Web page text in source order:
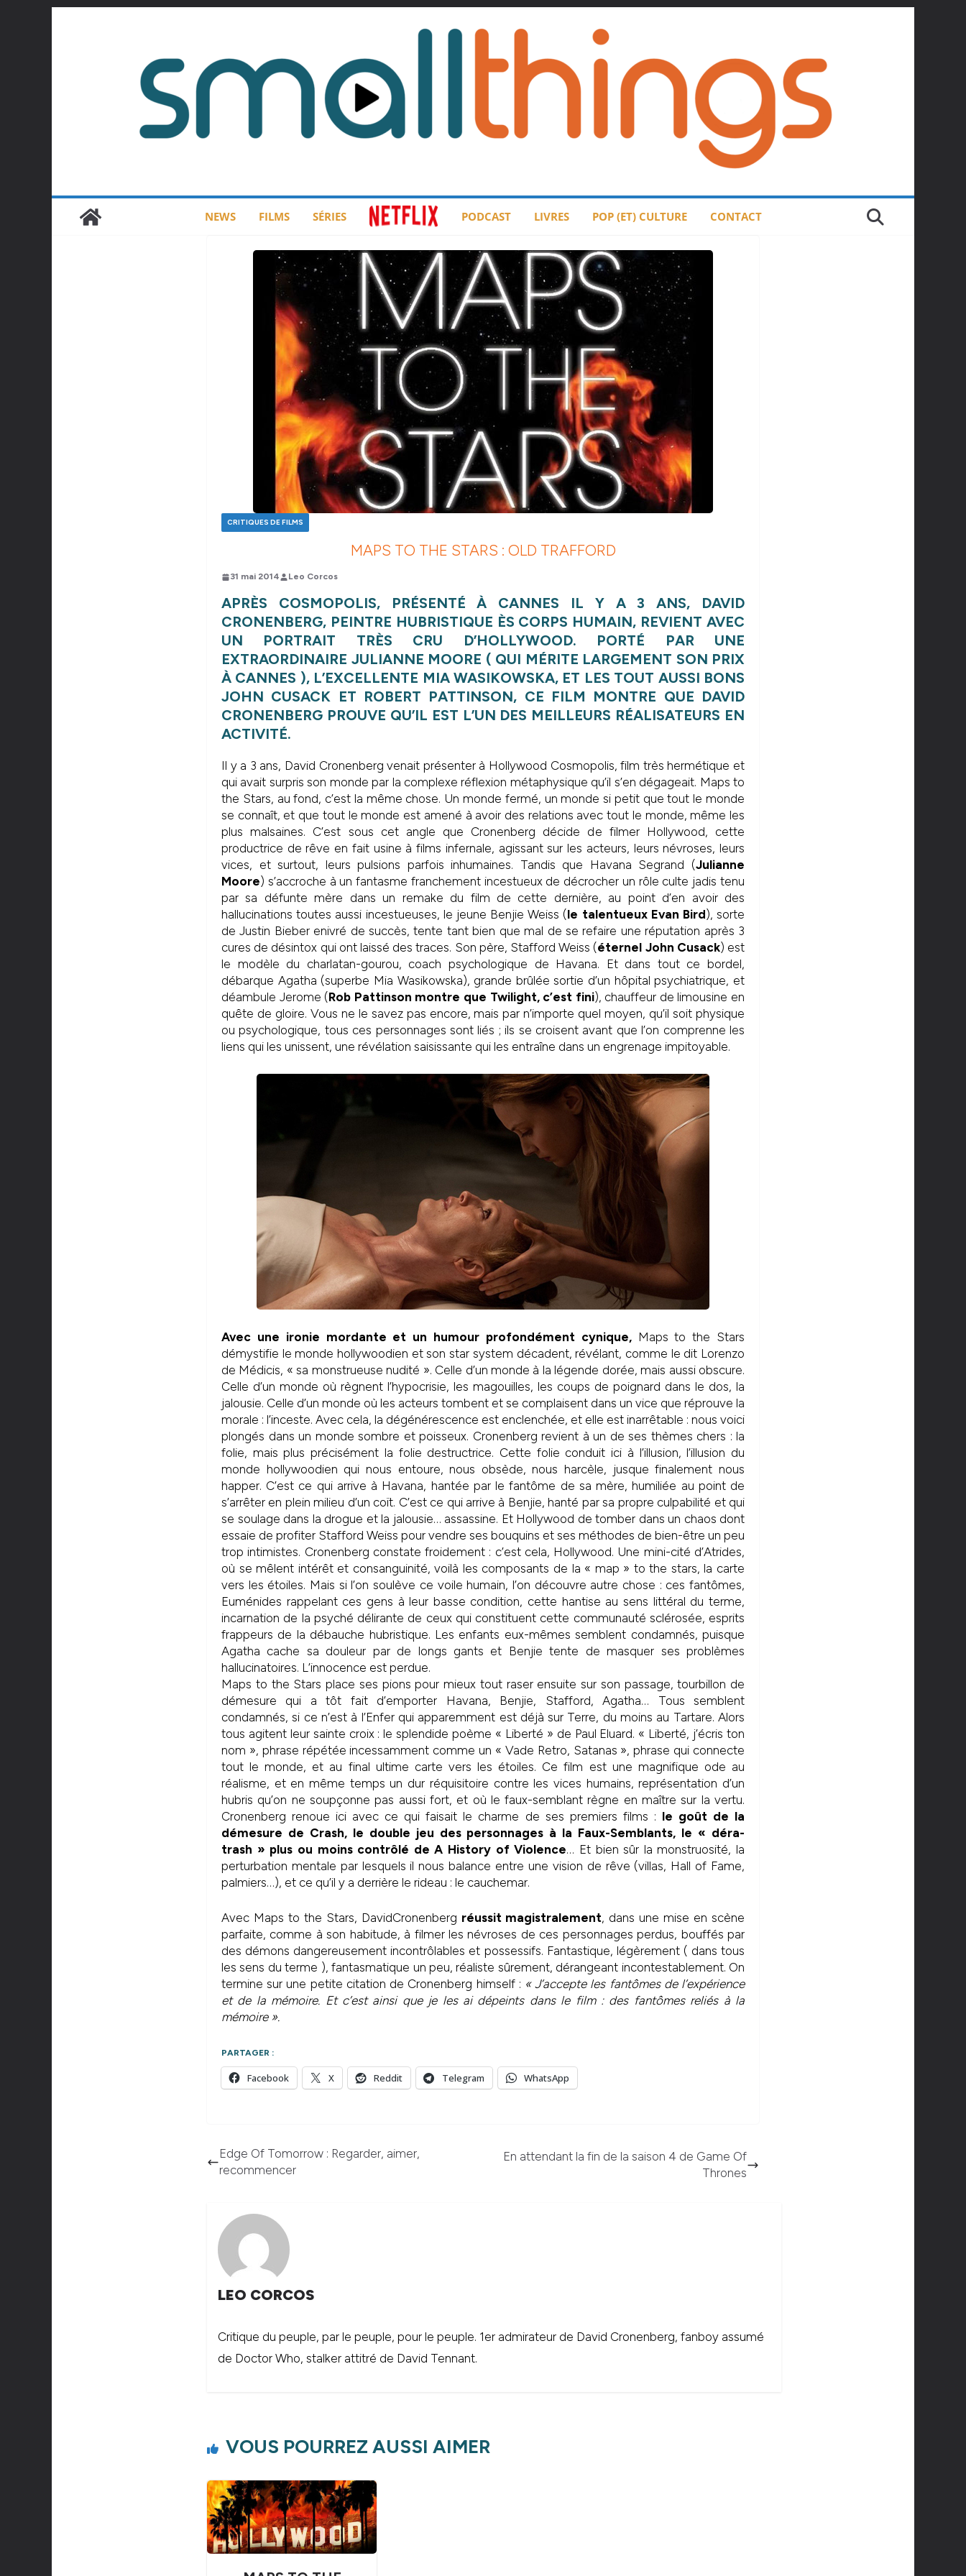
NEWS FILMS SÉRIES PODCAST LIVRES POP (ET) CULTURE CONTACT
CRITIQUES DE FILMS
MAPS TO THE STARS : OLD TRAFFORD
31 mai 2014 Leo Corcos
APRÈS COSMOPOLIS, PRÉSENTÉ À CANNES IL Y A 3 ANS, DAVID
CRONENBERG, PEINTRE HUBRISTIQUE ÈS CORPS HUMAIN, REVIENT AVEC
UN PORTRAIT TRÈS CRU D’HOLLYWOOD. PORTÉ PAR UNE
EXTRAORDINAIRE JULIANNE MOORE ( QUI MÉRITE LARGEMENT SON PRIX
À CANNES ), L’EXCELLENTE MIA WASIKOWSKA, ET LES TOUT AUSSI BONS
JOHN CUSACK ET ROBERT PATTINSON, CE FILM MONTRE QUE DAVID
CRONENBERG PROUVE QU’IL EST L’UN DES MEILLEURS RÉALISATEURS EN
ACTIVITÉ.
Il y a 3 ans, David Cronenberg venait présenter à Hollywood Cosmopolis, film très hermétique et
qui avait surpris son monde par la complexe réflexion métaphysique qu’il s’en dégageait. Maps to
the Stars, au fond, c’est la même chose. Un monde fermé, un monde si petit que tout le monde
se connaît, et que tout le monde est amené à avoir des relations avec tout le monde, même les
plus malsaines. C’est sous cet angle que Cronenberg décide de filmer Hollywood, cette
productrice de rêve en fait usine à films infernale, agissant sur les acteurs, leurs névroses, leurs
vices, et surtout, leurs pulsions parfois inhumaines. Tandis que Havana Segrand (Julianne
Moore) s’accroche à un fantasme franchement incestueux de décrocher un rôle culte jadis tenu
par sa défunte mère dans un remake du film de cette dernière, au point d’en avoir des
hallucinations toutes aussi incestueuses, le jeune Benjie Weiss (le talentueux Evan Bird), sorte
de Justin Bieber enivré de succès, tente tant bien que mal de se refaire une réputation après 3
cures de désintox qui ont laissé des traces. Son père, Stafford Weiss (éternel John Cusack) est
le modèle du charlatan-gourou, coach psychologique de Havana. Et dans tout ce bordel,
débarque Agatha (superbe Mia Wasikowska), grande brûlée sortie d’un hôpital psychiatrique, et
déambule Jerome (Rob Pattinson montre que Twilight, c’est fini), chauffeur de limousine en
quête de gloire. Vous ne le savez pas encore, mais par n’importe quel moyen, qu’il soit physique
ou psychologique, tous ces personnages sont liés ; ils se croisent avant que l’on comprenne les
liens qui les unissent, une révélation saisissante qui les entraîne dans un engrenage impitoyable.
Avec une ironie mordante et un humour profondément cynique,Maps to the Stars
démystifie le monde hollywoodien et son star system décadent, révélant, comme le dit Lorenzo
de Médicis, « sa monstrueuse nudité ». Celle d’un monde à la légende dorée, mais aussi obscure.
Celle d’un monde où règnent l’hypocrisie, les magouilles, les coups de poignard dans le dos, la
jalousie. Celle d’un monde où les acteurs tombent et se complaisent dans un vice que réprouve la
morale : l’inceste. Avec cela, la dégénérescence est enclenchée, et elle est inarrêtable : nous voici
plongés dans un monde sombre et poisseux. Cronenberg revient à un de ses thèmes chers : la
folie, mais plus précisément la folie destructrice. Cette folie conduit ici à l’illusion, l’illusion du
monde hollywoodien qui nous entoure, nous obsède, nous harcèle, jusque finalement nous
happer. C’est ce qui arrive à Havana, hantée par le fantôme de sa mère, humiliée au point de
s’arrêter en plein milieu d’un coït. C’est ce qui arrive à Benjie, hanté par sa propre culpabilité et qui
se soulage dans la drogue et la jalousie… assassine. Et Hollywood de tomber dans un chaos dont
essaie de profiter Stafford Weiss pour vendre ses bouquins et ses méthodes de bien-être un peu
trop intimistes. Cronenberg constate froidement : c’est cela, Hollywood. Une mini-cité d’Atrides,
où se mêlent intérêt et consanguinité, voilà les composants de la « map » to the stars, la carte
vers les étoiles. Mais si l’on soulève ce voile humain, l’on découvre autre chose : ces fantômes,
Euménides rappelant ces gens à leur basse condition, cette hantise au sens littéral du terme,
incarnation de la psyché délirante de ceux qui constituent cette communauté sclérosée, esprits
frappeurs de la débauche hubristique. Les enfants eux-mêmes semblent condamnés, puisque
Agatha cache sa douleur par de longs gants et Benjie tente de masquer ses problèmes
hallucinatoires. L’innocence est perdue.
Maps to the Stars place ses pions pour mieux tout raser ensuite sur son passage, tourbillon de
démesure qui a tôt fait d’emporter Havana, Benjie, Stafford, Agatha… Tous semblent
condamnés, si ce n’est à l’Enfer qui apparemment est déjà sur Terre, du moins au Tartare. Alors
tous agitent leur sainte croix : le splendide poème « Liberté » de Paul Eluard. « Liberté, j’écris ton
nom », phrase répétée incessamment comme un « Vade Retro, Satanas », phrase qui connecte
tout le monde, et au final ultime carte vers les étoiles. Ce film est une magnifique ode au
réalisme, et en même temps un dur réquisitoire contre les vices humains, représentation d’un
hubris qu’on ne soupçonne pas aussi fort, et où le faux-semblant règne en maître sur la vertu.
Cronenberg renoue ici avec ce qui faisait le charme de ses premiers films : le goût de la
démesure de Crash, le double jeu des personnages à la Faux-Semblants, le « déra-
trash » plus ou moins contrôlé de A History of Violence… Et bien sûr la monstruosité, la
perturbation mentale par lesquels il nous balance entre une vision de rêve (villas, Hall of Fame,
palmiers…), et ce qu’il y a derrière le rideau : le cauchemar.
Avec Maps to the Stars, DavidCronenberg réussit magistralement, dans une mise en scène
parfaite, comme à son habitude, à filmer les névroses de ces personnages perdus, bouffés par
des démons dangereusement incontrôlables et possessifs. Fantastique, légèrement ( dans tous
les sens du terme ), fantasmatique un peu, réaliste sûrement, dérangeant incontestablement. On
termine sur une petite citation de Cronenberg himself : « J’accepte les fantômes de l’expérience
et de la mémoire. Et c’est ainsi que je les ai dépeints dans le film : des fantômes reliés à la
mémoire ».
PARTAGER :
Facebook X Reddit Telegram WhatsApp
Edge Of Tomorrow : Regarder, aimer,
recommencer
En attendant la fin de la saison 4 de Game Of
Thrones
LEO CORCOS
Critique du peuple, par le peuple, pour le peuple. 1er admirateur de David Cronenberg, fanboy assumé
de Doctor Who, stalker attitré de David Tennant.
VOUS POURREZ AUSSI AIMER